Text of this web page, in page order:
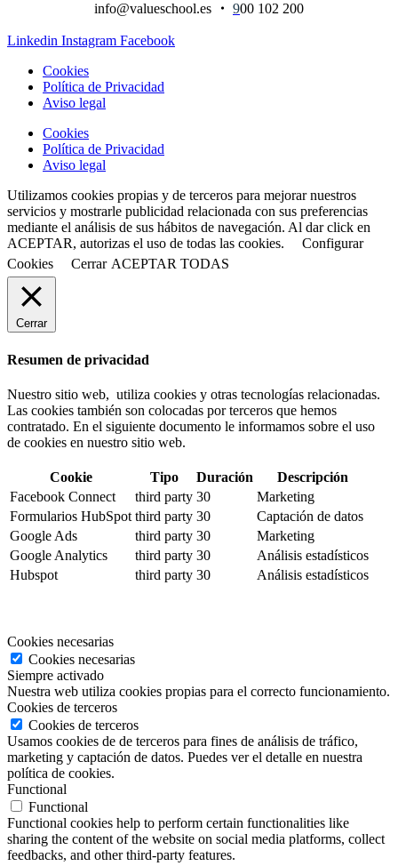
info@valueschool.es ・ 900 102 200
Linkedin Instagram Facebook
Cookies
Política de Privacidad
Aviso legal
Cookies
Política de Privacidad
Aviso legal
Utilizamos cookies propias y de terceros para mejorar nuestros
servicios y mostrarle publicidad relacionada con sus preferencias
mediante el análisis de sus hábitos de navegación. Al dar click en
ACEPTAR, autorizas el uso de todas las cookies.
Configurar
Cookies
Cerrar ACEPTAR TODAS
Cerrar
Resumen de privacidad
Nuestro sitio web, utiliza cookies y otras tecnologías relacionadas.
Las cookies también son colocadas por terceros que hemos
contratado. En el siguiente documento le informamos sobre el uso
de cookies en nuestro sitio web.
Cookie Tipo Duración
Descripción
Facebook Connect
third party 30
Marketing
Formularios HubSpot third party 30
Captación de datos
Google Ads
third party 30
Marketing
Google Analytics
third party 30
Análisis estadísticos
Hubspot
third party 30 Análisis estadísticos
Cookies necesarias
Cookies necesarias
Siempre activado
Nuestra web utiliza cookies propias para el correcto funcionamiento.
Cookies de terceros
Cookies de terceros
Usamos cookies de de terceros para fines de análisis de tráfico,
marketing y captación de datos. Puedes ver el detalle en nuestra
política de cookies.
Functional
Functional
Functional cookies help to perform certain functionalities like
sharing the content of the website on social media platforms, collect
feedbacks, and other third-party features.